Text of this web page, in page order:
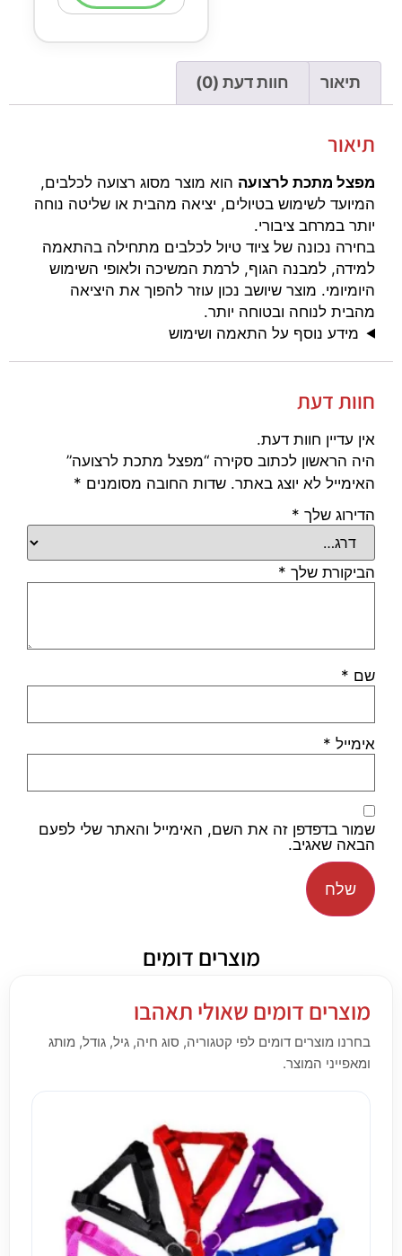
תיאור חוות דעת (0)
תיאור
מפצל מתכת לרצועה הוא מוצר מסוג רצועה לכלבים,
המיועד לשימוש בטיולים, יציאה מהבית או שליטה נוחה
יותר במרחב ציבורי.
בחירה נכונה של ציוד טיול לכלבים מתחילה בהתאמה
למידה, למבנה הגוף, לרמת המשיכה ולאופי השימוש
היומיומי. מוצר שיושב נכון עוזר להפוך את היציאה
מהבית לנוחה ובטוחה יותר.
מידע נוסף על התאמה ושימוש
חוות דעת
אין עדיין חוות דעת.
היה הראשון לכתוב סקירה “מפצל מתכת לרצועה”
האימייל לא יוצג באתר. שדות החובה מסומנים *
הדירוג שלך *
הביקורת שלך *
שם *
אימייל *
שמור בדפדפן זה את השם, האימייל והאתר שלי לפעם
הבאה שאגיב.
מוצרים דומים
מוצרים דומים שאולי תאהבו
בחרנו מוצרים דומים לפי קטגוריה, סוג חיה, גיל, גודל, מותג
ומאפייני המוצר.